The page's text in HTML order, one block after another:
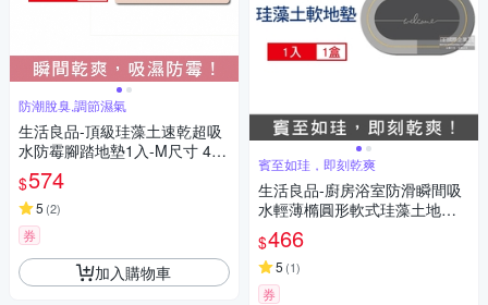
防潮脫臭,調節濕氣
生活良品-頂級珪藻土速乾超吸
水防霉腳踏地墊1入-M尺寸 4色
可選 (珪藻土地墊,腳踏墊,地墊,
吸水墊)
$574
5 (2)
券
加入購物車
賓至如珪，即刻乾爽
生活良品-廚房浴室防滑瞬間吸
水輕薄橢圓形軟式珪藻土地墊1
入/卷 2款可選 (耐摔不破裂,可
洗衣機清洗,浴室踏墊,防滑踏墊,
門口墊,吸水踏墊)
$466
5 (1)
券